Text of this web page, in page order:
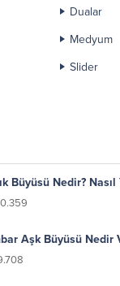
Dualar
Medyum
Slider
Büyüsü Nedir? Nasıl
Aşk Büyüsü Nedir